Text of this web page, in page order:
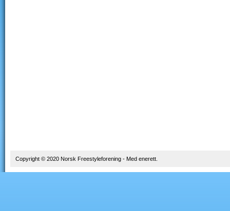
Copyright © 2020 Norsk Freestyleforening - Med enerett.